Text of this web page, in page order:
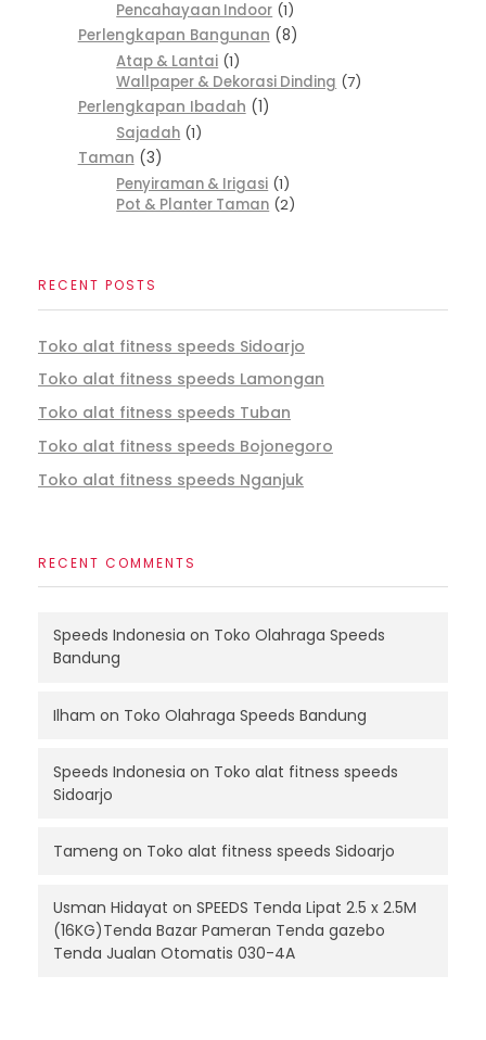
Pencahayaan Indoor 1
Perlengkapan Bangunan
8
Atap & Lantai 1
Wallpaper & Dekorasi Dinding 7
Perlengkapan Ibadah
1
Sajadah 1
Taman
3
Penyiraman & Irigasi 1
Pot & Planter Taman 2
RECENT POSTS
Toko alat fitness speeds Sidoarjo
Toko alat fitness speeds Lamongan
Toko alat fitness speeds Tuban
Toko alat fitness speeds Bojonegoro
Toko alat fitness speeds Nganjuk
RECENT COMMENTS
Speeds Indonesia on Toko Olahraga Speeds
Bandung
Ilham on Toko Olahraga Speeds Bandung
Speeds Indonesia on Toko alat fitness speeds
Sidoarjo
Tameng on Toko alat fitness speeds Sidoarjo
Usman Hidayat on SPEEDS Tenda Lipat 2.5 x 2.5M
(16KG)Tenda Bazar Pameran Tenda gazebo
Tenda Jualan Otomatis 030-4A